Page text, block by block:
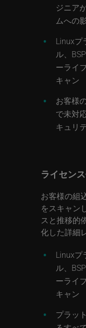
ジニア
ムへの
Linuxプ
ル、
ーライ
キャン
お客様
で未対
キュリ
ライセン
お客様の組
をスキャン
スと推移的
化した詳細
Linuxプ
ル、
ーライ
キャン
プラッ